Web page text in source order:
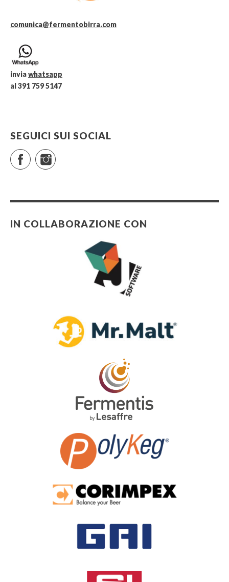
comunica@fermentobirra.com
inviawhatsapp
al 391 759 5147
SEGUICI SUI SOCIAL
FacebookInstagram
IN COLLABORAZIONE CON